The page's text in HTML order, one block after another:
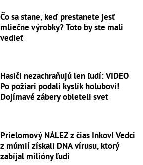
Čo sa stane, keď prestanete jesť
mliečne výrobky? Toto by ste mali
vedieť
Hasiči nezachraňujú len ľudí: VIDEO
Po požiari podali kyslík holubovi!
Dojímavé zábery obleteli svet
Prielomový NÁLEZ z čias Inkov! Vedci
z múmií získali DNA vírusu, ktorý
zabíjal milióny ľudí